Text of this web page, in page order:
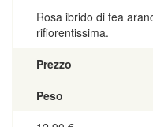
Rosa ibrido di tea
rifiorentissima.
Prezzo
Peso